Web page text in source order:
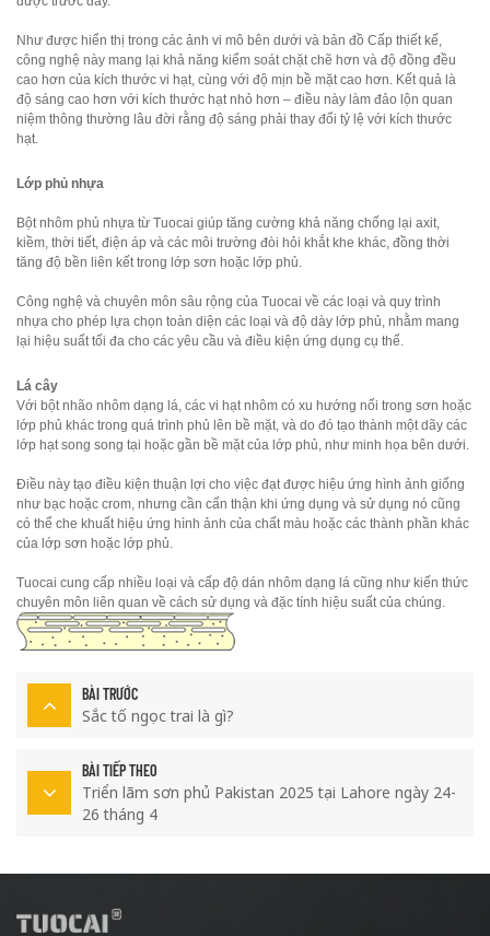
Như được hiển thị trong các ảnh vi mô bên dưới và bản đồ Cấp thiết kế,
công nghệ này mang lại khả năng kiểm soát chặt chẽ hơn và độ đồng đều
cao hơn của kích thước vi hạt, cùng với độ mịn bề mặt cao hơn. Kết quả là
độ sáng cao hơn với kích thước hạt nhỏ hơn – điều này làm đảo lộn quan
niệm thông thường lâu đời rằng độ sáng phải thay đổi tỷ lệ với kích thước
hạt.
Lớp phủ nhựa
Bột nhôm phủ nhựa từ Tuocai giúp tăng cường khả năng chống lại axit,
kiềm, thời tiết, điện áp và các môi trường đòi hỏi khắt khe khác, đồng thời
tăng độ bền liên kết trong lớp sơn hoặc lớp phủ.
Công nghệ và chuyên môn sâu rộng của Tuocai về các loại và quy trình
nhựa cho phép lựa chọn toàn diện các loại và độ dày lớp phủ, nhằm mang
lại hiệu suất tối đa cho các yêu cầu và điều kiện ứng dụng cụ thể.
Lá cây
Với bột nhão nhôm dạng lá, các vi hạt nhôm có xu hướng nổi trong sơn hoặc
lớp phủ khác trong quá trình phủ lên bề mặt, và do đó tạo thành một dãy các
lớp hạt song song tại hoặc gần bề mặt của lớp phủ, như minh họa bên dưới.
Điều này tạo điều kiện thuận lợi cho việc đạt được hiệu ứng hình ảnh giống
như bạc hoặc crom, nhưng cần cẩn thận khi ứng dụng và sử dụng nó cũng
có thể che khuất hiệu ứng hình ảnh của chất màu hoặc các thành phần khác
của lớp sơn hoặc lớp phủ.
Tuocai cung cấp nhiều loại và cấp độ dán nhôm dạng lá cũng như kiến thức
chuyên môn liên quan về cách sử dụng và đặc tính hiệu suất của chúng.
BÀI TRƯỚC
Sắc tố ngọc trai là gì?
BÀI TIẾP THEO
Triển lãm sơn phủ Pakistan 2025 tại Lahore ngày 24-
26 tháng 4